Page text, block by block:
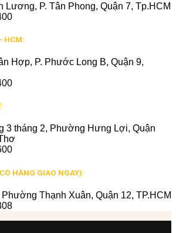
Lương, P. Tân Phong, Quận 7, Tp.HCM
HCM:
Hợp, P. Phước Long B, Quận 9,
3 tháng 2, Phường Hưng Lợi, Quận
HÀNG GIAO NGAY):
Thạnh Xuân, Quận 12, TP.HCM